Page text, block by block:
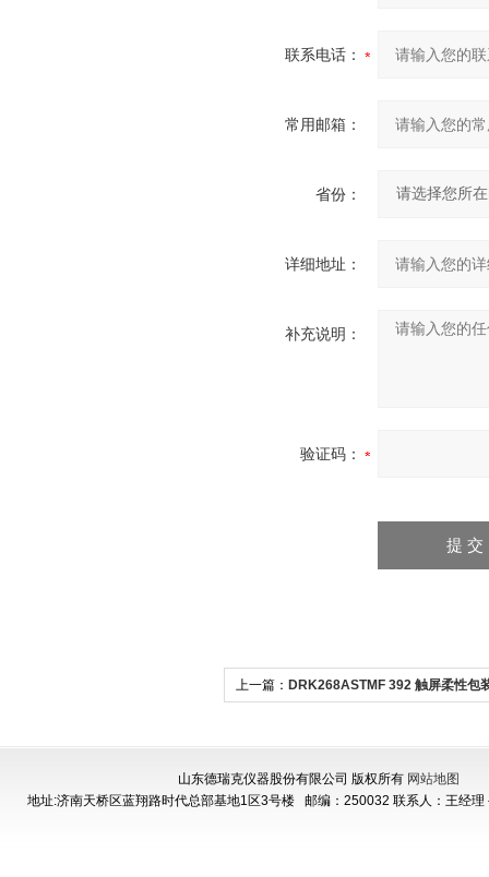
联系电话：
常用邮箱：
省份：
详细地址：
补充说明：
验证码：
上一篇： DRK268ASTMF 392 触屏柔性包
山东德瑞克仪器股份有限公司 版权所有 网站地图
地址:济南天桥区蓝翔路时代总部基地1区3号楼 邮编：250032 联系人：王经